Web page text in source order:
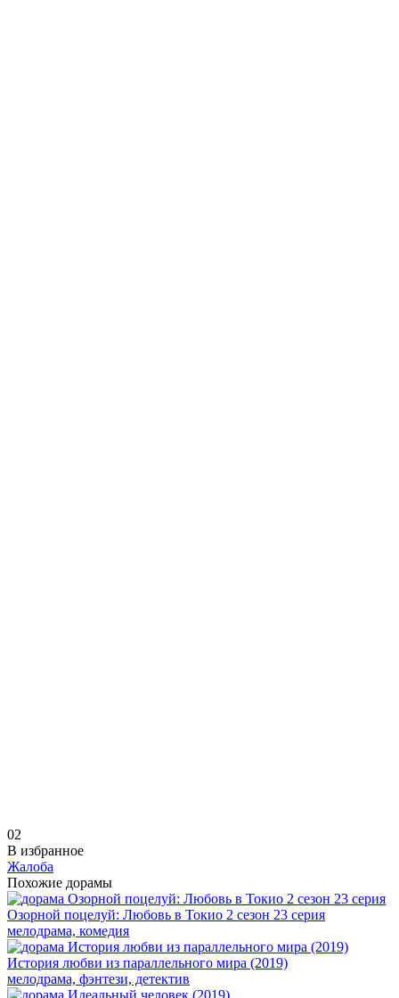
02
В избранное
Жалоба
Похожие дорамы
Озорной поцелуй: Любовь в Токио 2 сезон 23 серия
мелодрама, комедия
История любви из параллельного мира (2019)
мелодрама, фэнтези, детектив